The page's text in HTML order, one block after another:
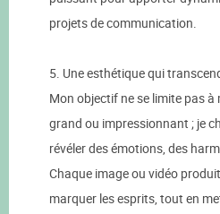
projets de communication.
5. Une esthétique qui
Mon objectif ne se limite pas à
grand ou impressionnant ; je
révéler des émotions, des
Chaque image ou vidéo
marquer les esprits, tout en